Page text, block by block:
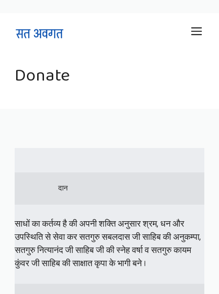
Donate
                       दान
साधों का कर्तव्य है की अपनी शक्ति अनुसार श्रम, धन और
उपस्थिति से सेवा कर सतगुरु सबलदास जी साहिब की अनुकम्पा,
सतगुरु नित्यानंद जी साहिब जी की स्नेह वर्षा व सतगुरु कायम
कुंवर जी साहिब की साक्षात कृपा के भागी बने ।